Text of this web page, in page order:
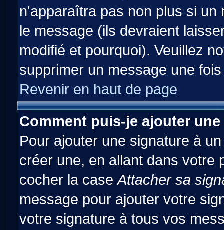
n'apparaîtra pas non plus si
le message (ils devraient
modifié et pourquoi). Veuillez
supprimer un message une
Revenir en haut de page
Comment puis-je ajouter
Pour ajouter une signature à
créer une, en allant dans votre
cocher la caseAttacher sa
message pour ajouter votre
votre signature à tous vos